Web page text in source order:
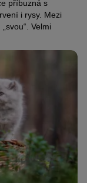
příbuzná s
i rysy. Mezi
Velmi